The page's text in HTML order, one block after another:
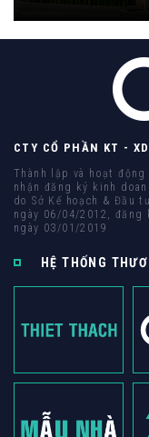
CTY CỔ PHẦN KT -
Thành lập và hoạt
nhận đăng ký kinh
do Sở Kế hoạch & Đầu
ngày 06/04/2012, đăng
ngày 03/01/2019
HỆ THỐNG
LIÊN HỆ
NGHI liên hệ
HỌ VÀ TÊN
SỐ ĐIỆN